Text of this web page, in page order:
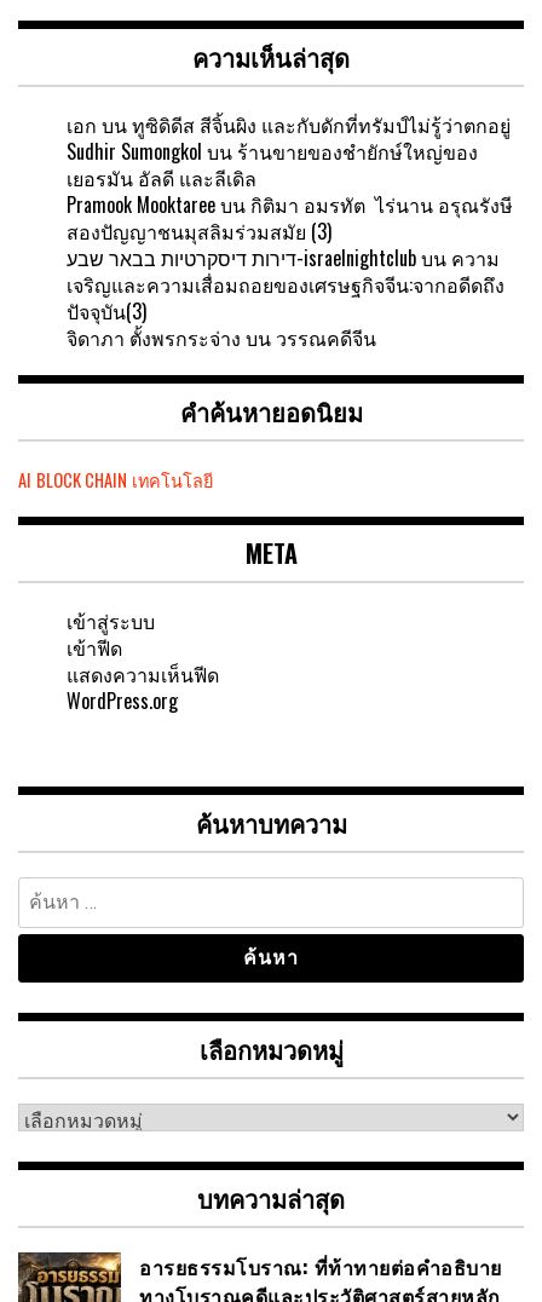
ความเห็นล่าสุด
เอก บนทูซิดิดีส สีจิ้นผิง และกับดักที่ทรัมป์ไม่รู้ว่าตกอยู่
Sudhir Sumongkol บน ร้านขายของชำยักษ์ใหญ่ของ
เยอรมัน อัลดี และลีเดิล
Pramook Mooktareeบน กิติมา อมรทัต ไร่นาน อรุณรังษี
สองปัญญาชนมุสลิมร่วมสมัย (3)
דירות דיסקרטיות בבאר שבע-israelnightclubบน ความ
เจริญและความเสื่อมถอยของเศรษฐกิจจีน:จากอดีดถึง
ปัจจุบัน(3)
จิดาภา ตั้งพรกระจ่าง บน วรรณคดีจีน
คำค้นหายอดนิยม
AI BLOCK CHAIN เทคโนโลยี
META
เข้าสู่ระบบ
เข้าฟีด
แสดงความเห็นฟีด
WordPress.org
ค้นหาบทความ
ค้นหา
สำหรับ:
เลือกหมวดหมู่
เลือก
หมู่
บทความล่าสุด
อารยธรรมโบราณ: ที่ท้าทายต่อคำอธิบาย